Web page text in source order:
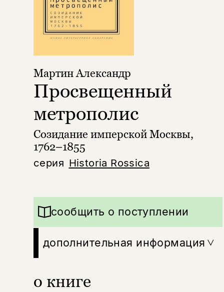
серия Historia Rossica
Мартин Александр
Просвещенный
метрополис
Созидание имперской Москвы,
1762–1855
о книге
сообщить о поступлении
дополнительная информация